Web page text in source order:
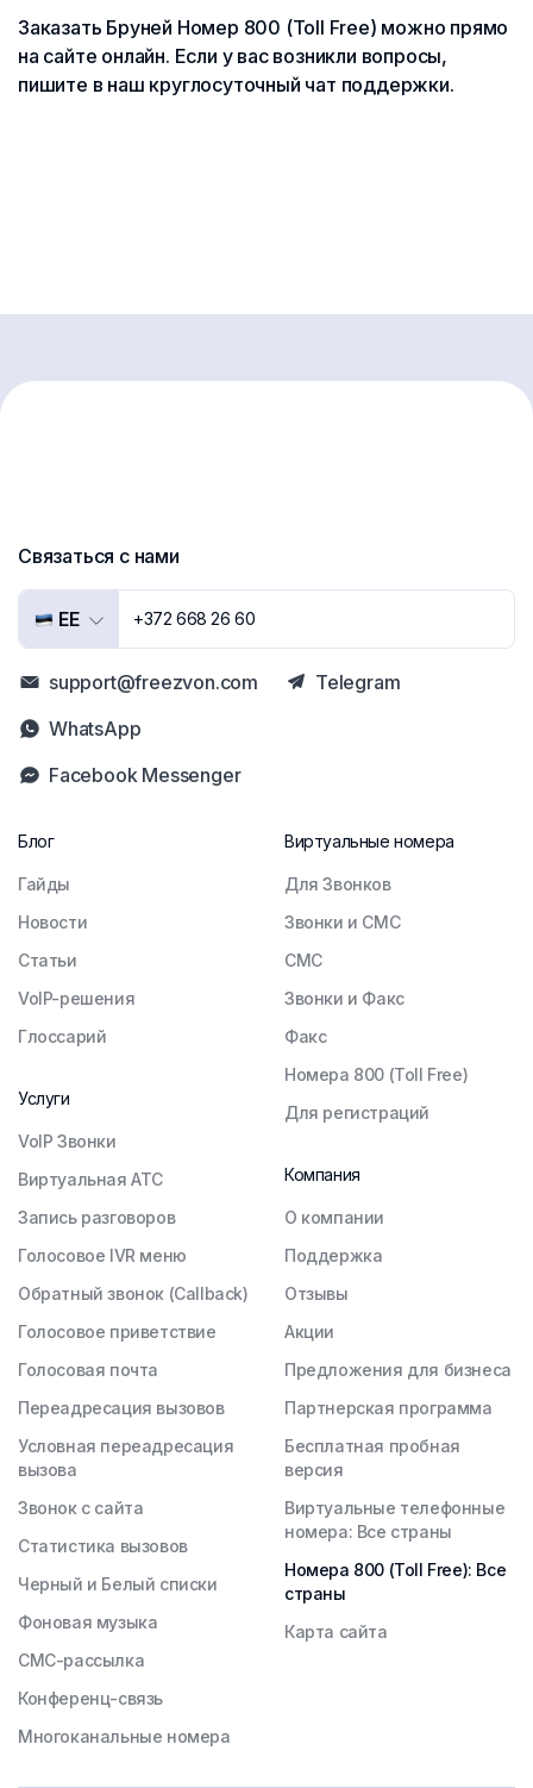
Заказать Бруней Номер 800 (Toll Free) можно прямо
на сайте онлайн. Если у вас возникли вопросы,
пишите в наш круглосуточный чат поддержки.
Связаться с нами
EE +372 668 26 60
support@freezvon.com
Facebook Messenger
Telegram
WhatsApp
Блог
Гайды
Новости
Статьи
VoIP-решения
Глоссарий
Услуги
VoIP Звонки
Виртуальная АТС
Запись разговоров
Голосовое IVR меню
Обратный звонок (Callback)
Голосовое приветствие
Голосовая почта
Переадресация вызовов
Условная переадресация
вызова
Звонок с сайта
Статистика вызовов
Черный и Белый списки
Фоновая музыка
СМС-рассылка
Конференц-связь
Многоканальные номера
Виртуальные номера
Для Звонков
Звонки и СМС
СМС
Звонки и Факс
Факс
Номера 800 (Toll Free)
Для регистраций
Компания
О компании
Поддержка
Отзывы
Акции
Предложения для бизнеса
Партнерская программа
Бесплатная пробная
версия
Виртуальные телефонные
номера: Все страны
Номера 800 (Toll Free): Все
страны
Карта сайта